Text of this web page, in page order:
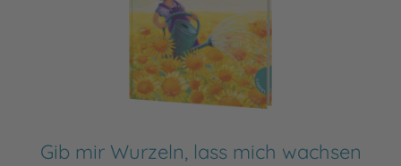
Gib mir Wurzeln, lass mich wachsen